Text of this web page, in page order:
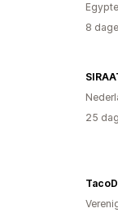
Egypte
8
25